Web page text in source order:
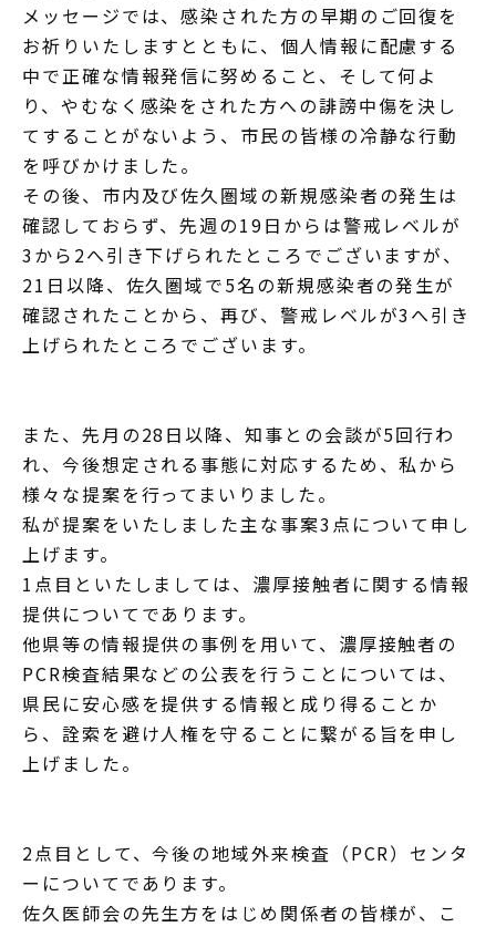
メッセージでは、感染された方の早期のご回復を
お祈りいたしますとともに、個人情報に配慮する
中で正確な情報発信に努めること、そして何よ
り、やむなく感染をされた方への誹謗中傷を決し
てすることがないよう、市民の皆様の冷静な行動
を呼びかけました。
その後、市内及び佐久圏域の新規感染者の発生は
確認しておらず、先週の19日からは警戒レベルが
3から2へ引き下げられたところでございますが、
21日以降、佐久圏域で5名の新規感染者の発生が
確認されたことから、再び、警戒レベルが3へ引き
上げられたところでございます。
また、先月の28日以降、知事との会談が5回行わ
れ、今後想定される事態に対応するため、私から
様々な提案を行ってまいりました。
私が提案をいたしました主な事案3点について申し
上げます。
1点目といたしましては、濃厚接触者に関する情報
提供についてであります。
他県等の情報提供の事例を用いて、濃厚接触者の
PCR検査結果などの公表を行うことについては、
県民に安心感を提供する情報と成り得ることか
ら、詮索を避け人権を守ることに繋がる旨を申し
上げました。
2点目として、今後の地域外来検査（PCR）センタ
ーについてであります。
佐久医師会の先生方をはじめ関係者の皆様が、こ